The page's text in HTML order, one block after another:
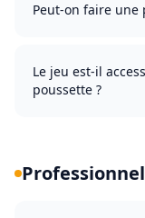
Peut-on faire une
Le jeu est-il
poussette ?